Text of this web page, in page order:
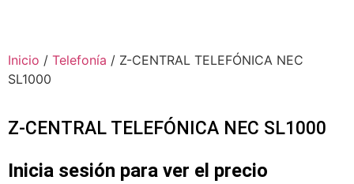
Inicio / Telefonía / Z-CENTRAL TELEFÓNICA NEC
SL1000
Z-CENTRAL TELEFÓNICA NEC SL1000
Inicia sesión para ver el precio